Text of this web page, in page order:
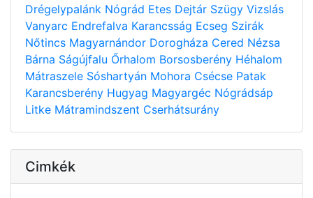
Drégelypalánk Nógrád Etes Dejtár Szügy Vizslás
Vanyarc Endrefalva Karancsság Ecseg Szirák
Nőtincs Magyarnándor Dorogháza Cered Nézsa
Bárna Ságújfalu Őrhalom Borsosberény Héhalom
Mátraszele Sóshartyán Mohora Csécse Patak
Karancsberény Hugyag Magyargéc Nógrádsáp
Litke Mátramindszent Cserhátsurány
Cimkék